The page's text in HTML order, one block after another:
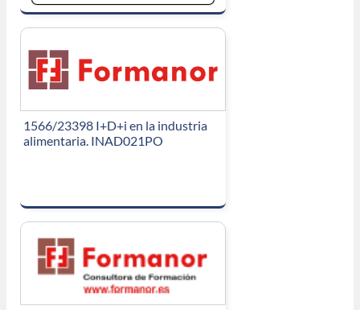
1566/23398 I+D+i en la industria
alimentaria. INAD021PO